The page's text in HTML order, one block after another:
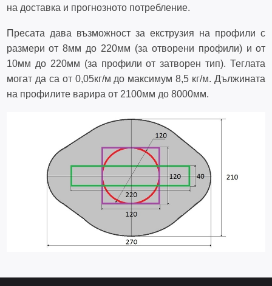
на доставка и прогнозното потребление.
Пресата дава възможност за екструзия на профили с
размери от 8мм до 220мм (за отворени профили) и от
10мм до 220мм (за профили от затворен тип). Теглата
могат да са от 0,05кг/м до максимум 8,5 кг/м. Дължината
на профилите варира от 2100мм до 8000мм.